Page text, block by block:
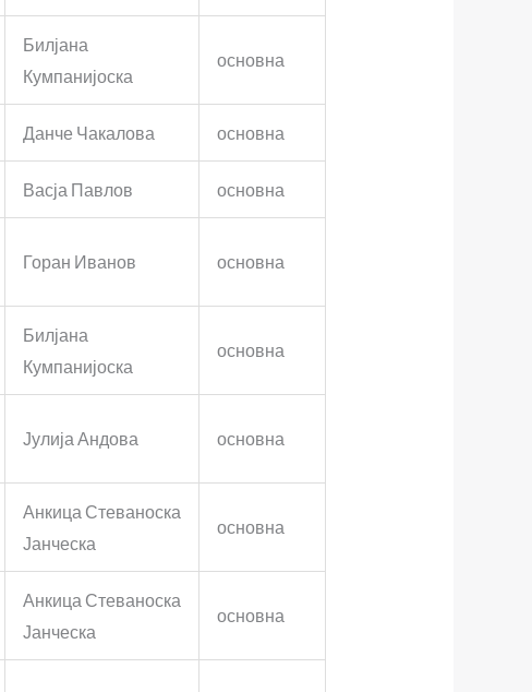
Билјана
Кумпанијоска
основна
Данче Чакалова основна
Васја Павлов основна
Горан Иванов основна
Билјана
Кумпанијоска
основна
Јулија Андова основна
Анкица Стеваноска
Јанческа
основна
Анкица Стеваноска
Јанческа
основна